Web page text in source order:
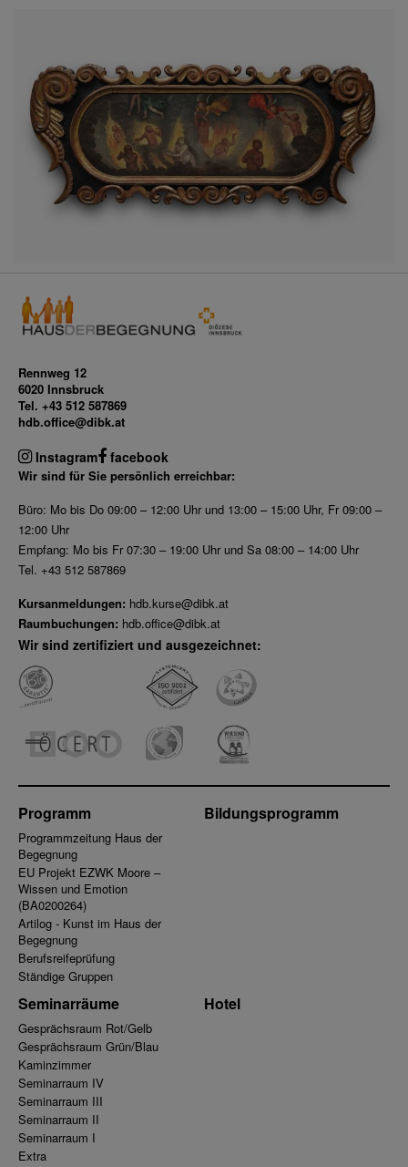
Rennweg 12
6020 Innsbruck
Tel. +43 512 587869
hdb.office@dibk.at
Instagram facebook
Wir sind für Sie persönlich erreichbar:
Büro: Mo bis Do 09:00 – 12:00 Uhr und 13:00 – 15:00 Uhr, Fr 09:00 –
12:00 Uhr
Empfang: Mo bis Fr 07:30 – 19:00 Uhr und Sa 08:00 – 14:00 Uhr
Tel. +43 512 587869
Kursanmeldungen: hdb.kurse@dibk.at
Raumbuchungen: hdb.office@dibk.at
Wir sind zertifiziert und ausgezeichnet:
Programm
Programmzeitung Haus der
Begegnung
EU Projekt EZWK Moore –
Wissen und Emotion
(BA0200264)
Artilog - Kunst im Haus der
Begegnung
Berufsreifeprüfung
Ständige Gruppen
Bildungsprogramm
Seminarräume
Gesprächsraum Rot/Gelb
Gesprächsraum Grün/Blau
Kaminzimmer
Seminarraum IV
Seminarraum III
Seminarraum II
Seminarraum I
Extra
Hotel